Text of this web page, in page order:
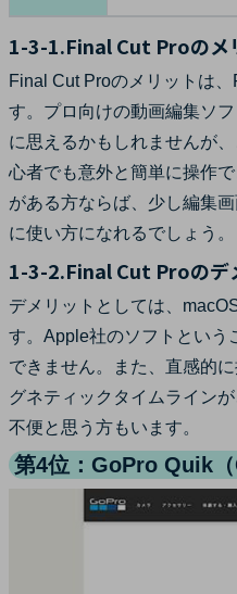
1-3-1.Final Cut Proのメ
Final Cut Proのメリットは
す。プロ向けの動画編集ソ
に思えるかもしれませんが
心者でも意外と簡単に操作
がある方ならば、少し編集
に使い方になれるでしょう。
1-3-2.Final Cut Proのデ
デメリットとしては、
す。Apple社のソフトという
できません。また、直感的
グネティックタイムライン
不便と思う方もいます。
第4位：GoPro Quik（